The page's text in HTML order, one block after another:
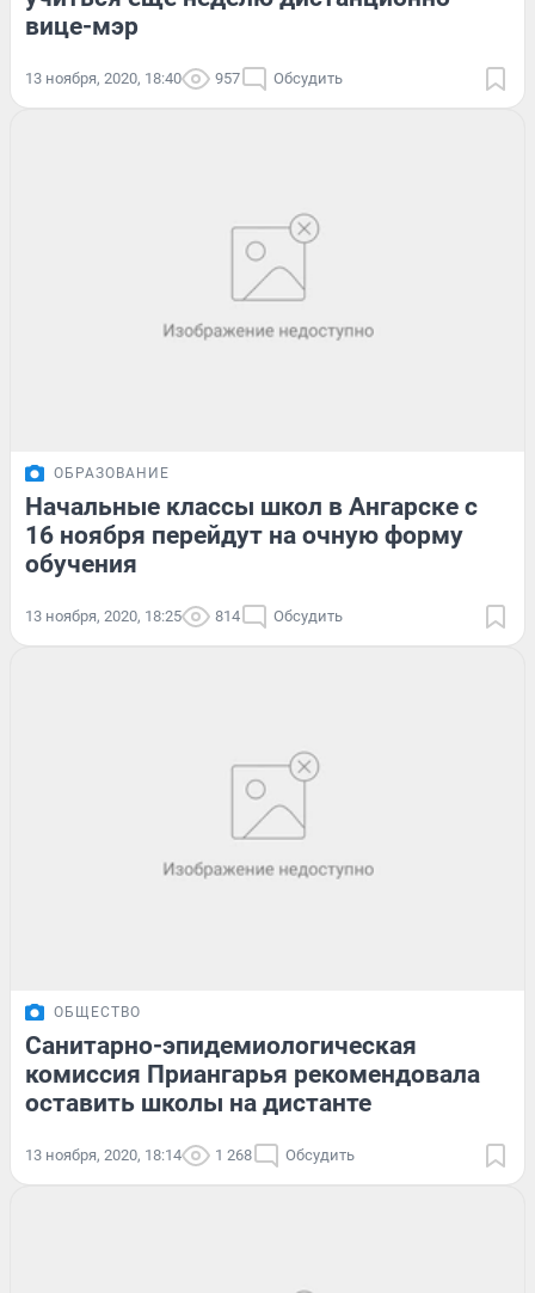
вице-мэр
13 ноября, 2020, 18:40 957 Обсудить
ОБРАЗОВАНИЕ
Начальные классы школ в Ангарске с
16 ноября перейдут на очную форму
обучения
13 ноября, 2020, 18:25 814 Обсудить
ОБЩЕСТВО
Санитарно-эпидемиологическая
комиссия Приангарья рекомендовала
оставить школы на дистанте
13 ноября, 2020, 18:14 1 268 Обсудить